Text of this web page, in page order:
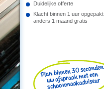
Duidelijke offerte
Klacht binnen 1 uur opgepakt
anders 1 maand gratis